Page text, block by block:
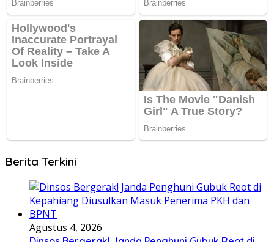
Berita Terkini
Agustus 4, 2026